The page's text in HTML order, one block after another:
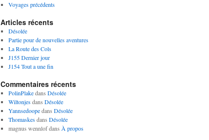
Voyages précédents
Articles récents
Désolée
Partie pour de nouvelles aventures
La Route des Cols
J155 Dernier jour
J154 Tout a une fin
Commentaires récents
PolinPlakedans Désolée
Wiltonjesdans Désolée
Yannsedoopedans Désolée
Thomaskesdans Désolée
magnus wennlofdans À propos